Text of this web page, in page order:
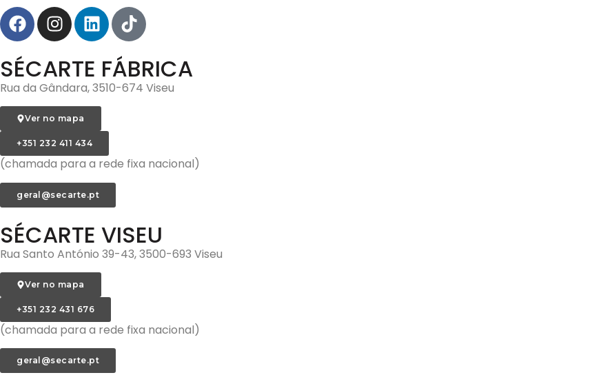
SÉCARTE FÁBRICA
Rua da Gândara, 3510-674 Viseu
Ver no mapa
+351 232 411 434
(chamada para a rede fixa nacional)
geral@secarte.pt
SÉCARTE VISEU
Rua Santo António 39-43, 3500-693 Viseu
Ver no mapa
+351 232 431 676
(chamada para a rede fixa nacional)
geral@secarte.pt